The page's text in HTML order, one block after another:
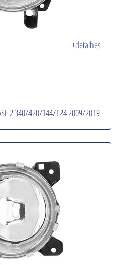
+detalhes
2 340/420/144/124 2009/2019